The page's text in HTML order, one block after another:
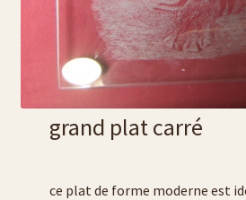
grand plat carré
ce plat de forme moderne est